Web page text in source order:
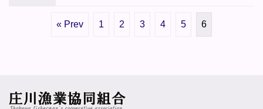
« Prev 1 2 3 4 5 6